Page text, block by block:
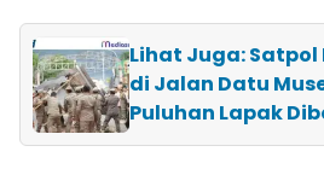
Lihat Juga: Satpol
di Jalan Datu
Puluhan Lapak